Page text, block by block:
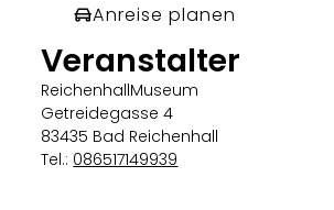
Anreise planen
Veranstalter
ReichenhallMuseum
Getreidegasse 4
83435 Bad Reichenhall
Tel.: 086517149939